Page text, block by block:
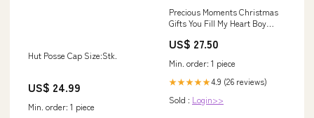
Hut Posse Cap Size:Stk.
US$ 24.99
Min. order: 1 piece
Precious Moments Christmas
Gifts You Fill My Heart Boy
#161029 garden chime
US$ 27.50
Min. order: 1 piece
★★★★★4.9 (26 reviews)
Sold : Login>>